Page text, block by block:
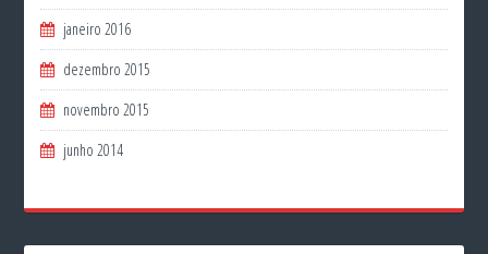
janeiro 2016
dezembro 2015
novembro 2015
junho 2014